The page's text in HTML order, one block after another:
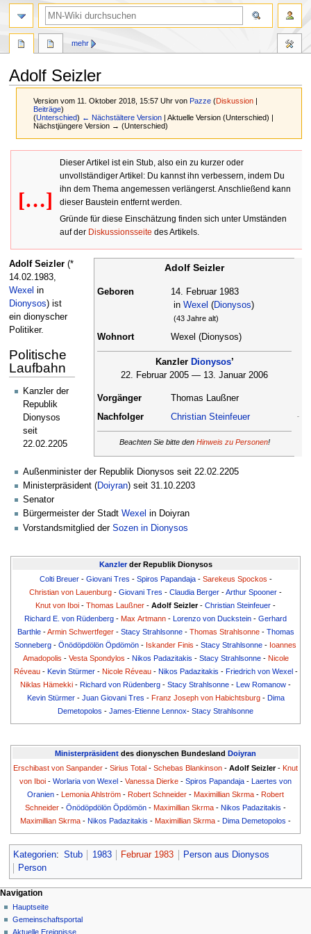
Adolf Seizler
Version vom 11. Oktober 2018, 15:57 Uhr vonPazze (Diskussion |
Beiträge)
(Unterschied) ← Nächstältere Version | Aktuelle Version (Unterschied) |
Nächstjüngere Version → (Unterschied)
[…]
Dieser Artikel ist ein Stub, also ein zu kurzer oder
unvollständiger Artikel: Du kannst ihn verbessern, indem Du
ihn dem Thema angemessen verlängerst. Anschließend kann
dieser Baustein entfernt werden.
Gründe für diese Einschätzung finden sich unter Umständen
auf der Diskussionsseite des Artikels.
Adolf Seizler
Geboren
14. Februar 1983
inWexel (Dionysos)
(43 Jahre alt)
Wohnort Wexel (Dionysos)
Kanzler Dionysos’
22. Februar 2005 — 13. Januar 2006
Vorgänger
Thomas Laußner
Nachfolger
Christian Steinfeuer
Beachten Sie bitte den Hinweis zu Personen!
Adolf Seizler(*
14.02.1983,
Wexel in
Dionysos) ist
ein dionyscher
Politiker.
Politische
Laufbahn
Kanzler der
Republik
Dionysos
seit
22.02.2205
Außenminister der Republik Dionysos seit 22.02.2205
Ministerpräsident (Doiyran) seit 31.10.2203
Senator
Bürgermeister der Stadt Wexel in Doiyran
Vorstandsmitglied der Sozen in Dionysos
Kanzlerder Republik Dionysos
Colti Breuer- Giovani Tres - Spiros Papandaja- Sarekeus Spockos -
Christian von Lauenburg - Giovani Tres - Claudia Berger -Arthur Spooner -
Knut von Iboi - Thomas Laußner - Adolf Seizler- Christian Steinfeuer -
Richard E. von Rüdenberg - Max Artmann - Lorenzo von Duckstein - Gerhard
Barthle-Armin Schwertfeger- Stacy Strahlsonne- Thomas Strahlsonne- Thomas
Sonneberg - Önödöpdölön Öpdömön - Iskander Finis - Stacy Strahlsonne - Ioannes
Amadopolis - Vesta Spondylos - Nikos Padazitakis - Stacy Strahlsonne- Nicole
Réveau- Kevin Stürmer- Nicole Réveau- Nikos Padazitakis - Friedrich von Wexel -
Niklas Hämekki - Richard von Rüdenberg - Stacy Strahlsonne - Lew Romanow -
Kevin Stürmer- Juan Giovani Tres - Franz Joseph von Habichtsburg- Dima
Demetopolos - James-Etienne Lennox- Stacy Strahlsonne
Ministerpräsident des dionyschen Bundesland Doiyran
Erschibast von Sanpander - Sirius Total - Schebas Blankinson - Adolf Seizler- Knut
von Iboi - Worlaria von Wexel - Vanessa Dierke - Spiros Papandaja - Laertes von
Oranien - Lemonia Ahlström - Robert Schneider - Maximillian Skrma - Robert
Schneider - Önödöpdölön Öpdömön - Maximillian Skrma - Nikos Padazitakis -
Maximillian Skrma - Nikos Padazitakis - Maximillian Skrma - Dima Demetopolos -
Kategorien: Stub 1983 Februar 1983
Person aus Dionysos
Person
Navigationsmenü
Seitenaktionen
Seite
Diskussion
Lesen
mehr
Meine Werkzeuge
Nicht
angemeldet
Diskussionsseite
Navigation
Hauptseite
Gemeinschafts­portal
Aktuelle Ereignisse
Suche